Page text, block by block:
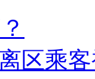
区乘